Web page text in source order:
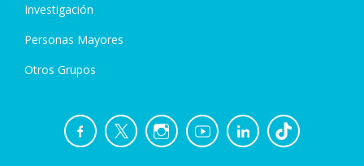
Investigación
Personas Mayores
Otros Grupos